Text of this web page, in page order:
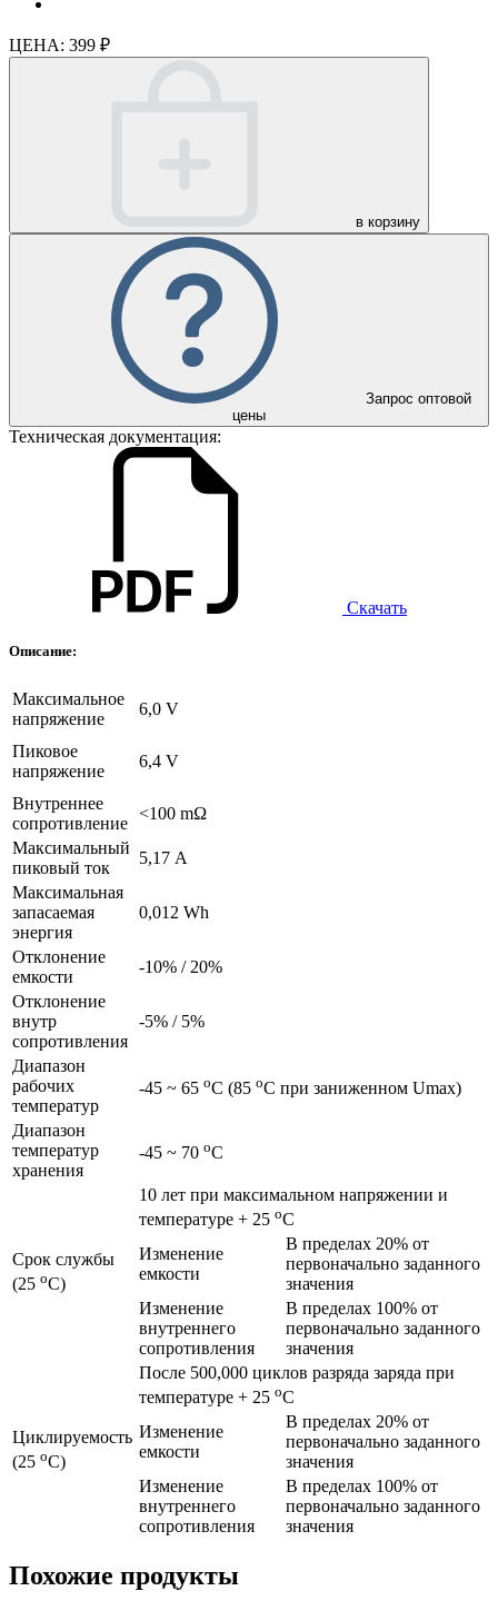
ЦЕНА: 399 ₽
в корзину
цены
Техническая документация:
Скачать
Описание:
Максимальное
напряжение
6,0 V
Пиковое
напряжение
6,4 V
Внутреннее
сопротивление
<100 mΩ
Максимальный
пиковый ток
5,17 А
Максимальная
запасаемая
энергия
0,012 Wh
Отклонение
емкости
-10% / 20%
Отклонение
внутр
сопротивления
-5% / 5%
Диапазон
рабочих
температур
-45 ~ 65 oC (85 oC при заниженном Umax)
Диапазон
температур
хранения
-45 ~ 70 oC
Срок службы
(25 oC)
10 лет при максимальном напряжении и
температуре + 25 oC
Изменение
емкости
В пределах 20% от
первоначально заданного
значения
Изменение
внутреннего
сопротивления
В пределах 100% от
первоначально заданного
значения
Циклируемость
(25 oC)
После 500,000 циклов разряда заряда при
температуре + 25 oC
Изменение
емкости
В пределах 20% от
первоначально заданного
значения
Изменение
внутреннего
сопротивления
В пределах 100% от
первоначально заданного
значения
Похожие продукты